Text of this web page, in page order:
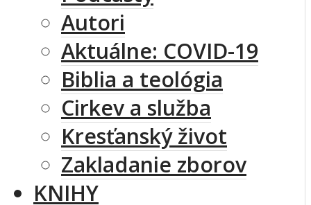
Autori
Aktuálne: COVID-19
Biblia a teológia
Cirkev a služba
Kresťanský život
Zakladanie zborov
KNIHY